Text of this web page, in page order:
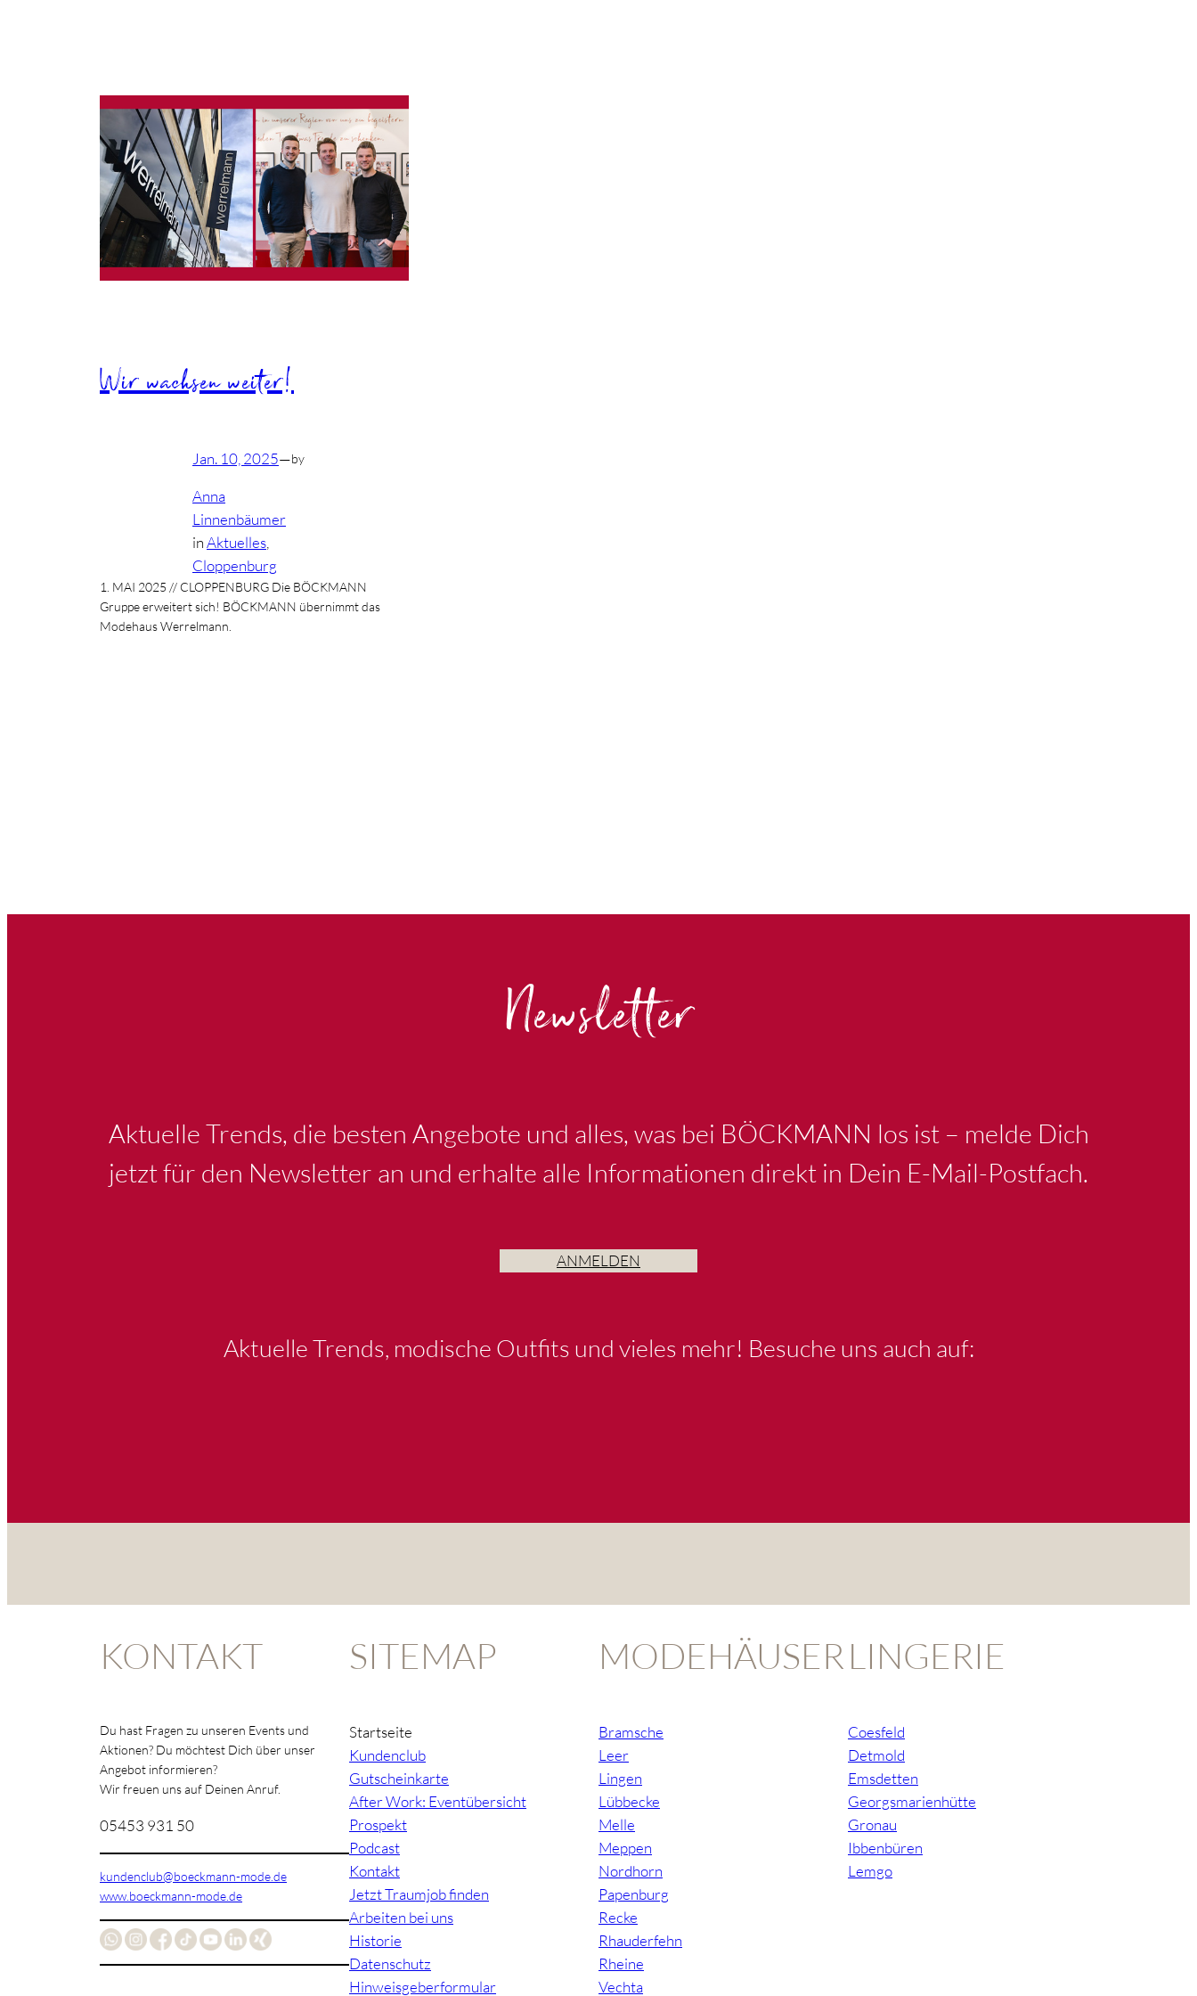
Wir wachsen weiter!
Jan. 10, 2025—by
Anna
Linnenbäumer
inAktuelles
Cloppenburg
1. MAI 2025 // CLOPPENBURG Die BÖCKMANN
Gruppe erweitert sich! BÖCKMANN übernimmt das
Modehaus Werrelmann.
Newsletter
Aktuelle Trends, die besten Angebote und alles, was bei BÖCKMANN los ist – melde Dich
jetzt für den Newsletter an und erhalte alle Informationen direkt in Dein E-Mail-Postfach.
ANMELDEN
Aktuelle Trends, modische Outfits und vieles mehr! Besuche uns auch auf:
KONTAKT
Du hast Fragen zu unseren Events und
Aktionen? Du möchtest Dich über unser
Angebot informieren?
Wir freuen uns auf Deinen Anruf.
05453 931 50
kundenclub@boeckmann-mode.de
www.boeckmann-mode.de
SITEMAP
Startseite
Kundenclub
Gutscheinkarte
After Work: Eventübersicht
Prospekt
Podcast
Kontakt
Jetzt Traumjob finden
Arbeiten bei uns
Historie
Datenschutz
Hinweisgeberformular
MODEHÄUSER
Bramsche
Leer
Lingen
Lübbecke
Melle
Meppen
Nordhorn
Papenburg
Recke
Rhauderfehn
Rheine
Vechta
LINGERIE
Coesfeld
Detmold
Emsdetten
Georgsmarienhütte
Gronau
Ibbenbüren
Lemgo